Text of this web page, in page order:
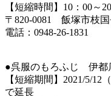
【短縮時間】10：00～
〒820-0081 飯塚市枝
電話：0948-26-1831
●呉服のもろふじ 伊都
【短縮期間】2021/5/
で延長